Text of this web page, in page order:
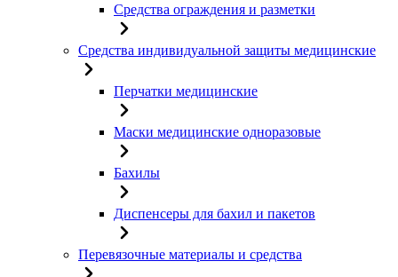
Средства ограждения и разметки
Средства индивидуальной защиты медицинские
Перчатки медицинские
Маски медицинские одноразовые
Бахилы
Диспенсеры для бахил и пакетов
Перевязочные материалы и средства